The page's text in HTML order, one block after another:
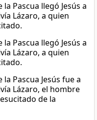
la Pascua llegó Jesús a
Lázaro, a quien
la Pascua llegó Jesús a
Lázaro, a quien
Pascua Jesús fue a
Lázaro, el hombre
de la